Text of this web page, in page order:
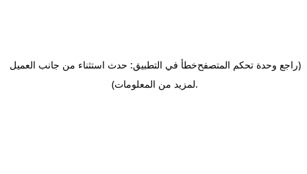
خطأ في التطبيق: حدث استثناء من جانب العميل(راجع وحدة تحكم المتصفح
لمزيد من المعلومات).